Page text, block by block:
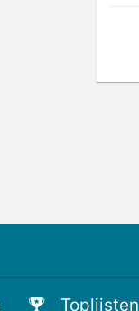
Toplijsten